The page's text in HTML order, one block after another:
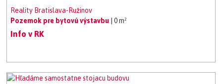
Reality Bratislava-Ružinov
Pozemok pre bytovú výstavbu
| 0 m²
Info v RK